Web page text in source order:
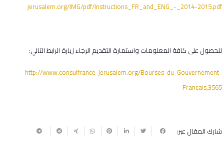
jerusalem.org/IMG/pdf/Instructions_FR_and_ENG_-_2014-2015.pdf
للحصول على كافة المعلومات واستمارة التقديم الرجاء زيارة الرابط التالي:
http://www.consulfrance-jerusalem.org/Bourses-du-Gouvernement-
Francais,3565
شارك المقال عبر: